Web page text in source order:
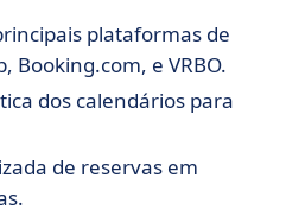
plataformas de
Booking.com, e VRBO.
dos calendários para
de reservas em